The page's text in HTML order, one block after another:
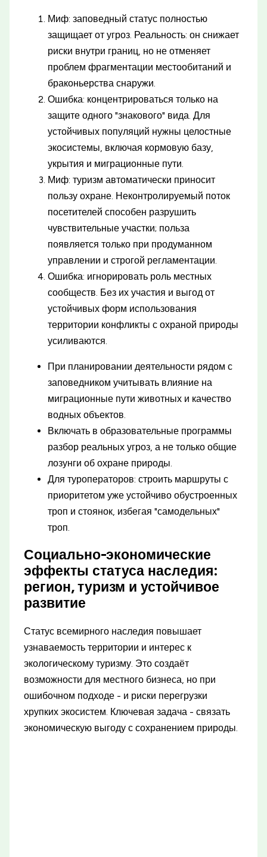
Миф: заповедный статус полностью
защищает от угроз. Реальность: он снижает
риски внутри границ, но не отменяет
проблем фрагментации местообитаний и
браконьерства снаружи.
Ошибка: концентрироваться только на
защите одного "знакового" вида. Для
устойчивых популяций нужны целостные
экосистемы, включая кормовую базу,
укрытия и миграционные пути.
Миф: туризм автоматически приносит
пользу охране. Неконтролируемый поток
посетителей способен разрушить
чувствительные участки; польза
появляется только при продуманном
управлении и строгой регламентации.
Ошибка: игнорировать роль местных
сообществ. Без их участия и выгод от
устойчивых форм использования
территории конфликты с охраной природы
усиливаются.
При планировании деятельности рядом с
заповедником учитывать влияние на
миграционные пути животных и качество
водных объектов.
Включать в образовательные программы
разбор реальных угроз, а не только общие
лозунги об охране природы.
Для туроператоров: строить маршруты с
приоритетом уже устойчиво обустроенных
троп и стоянок, избегая "самодельных"
троп.
Социально-экономические
эффекты статуса наследия:
регион, туризм и устойчивое
развитие
Статус всемирного наследия повышает
узнаваемость территории и интерес к
экологическому туризму. Это создаёт
возможности для местного бизнеса, но при
ошибочном подходе - и риски перегрузки
хрупких экосистем. Ключевая задача - связать
экономическую выгоду с сохранением природы.